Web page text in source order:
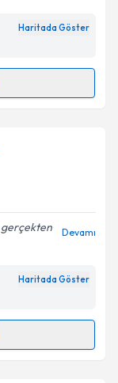
belirtilen
Haritada Göster
talebi
için bir
Aydınlatma
belirtilen
gerçekten
Devamı
Haritada Göster